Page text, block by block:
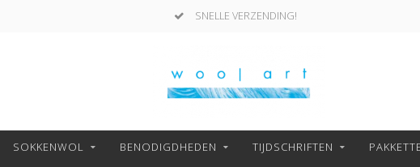
SNELLE VERZENDING!
SOKKENWOL BENODIGDHEDEN TIJDSCHRIFTEN